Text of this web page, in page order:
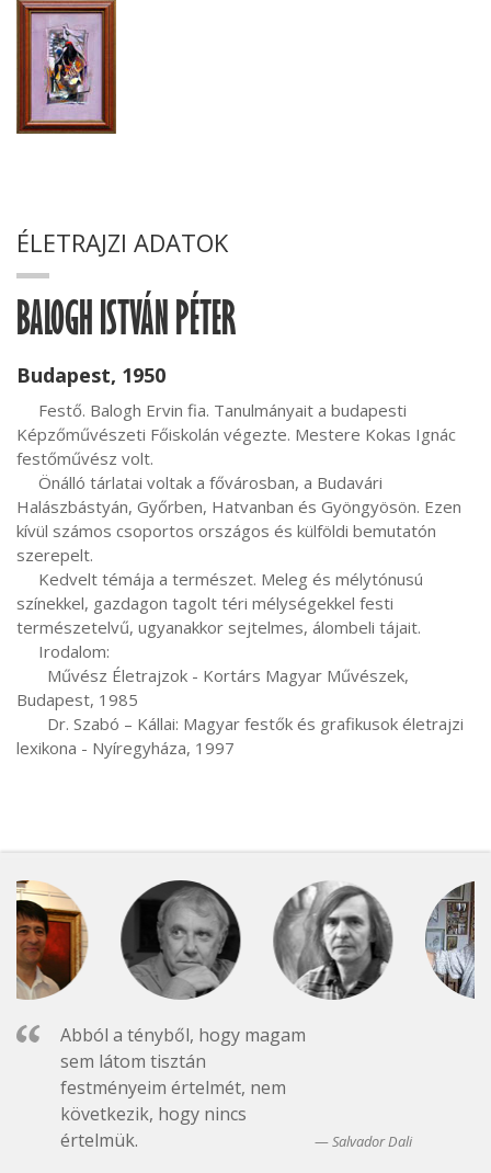
ÉLETRAJZI ADATOK
BALOGH ISTVÁN PÉTER
Budapest, 1950
Képzőművészeti Főiskolán végezte. Mestere Kokas Ignác
festőművész volt.
Halászbástyán, Győrben, Hatvanban és Gyöngyösön. Ezen
kívül számos csoportos országos és külföldi bemutatón
szerepelt.
színekkel, gazdagon tagolt téri mélységekkel festi
természetelvű, ugyanakkor sejtelmes, álombeli tájait.
Budapest, 1985
lexikona - Nyíregyháza, 1997
Abból a tényből, hogy magam
sem látom tisztán
festményeim értelmét, nem
következik, hogy nincs
értelmük.
Salvador Dali